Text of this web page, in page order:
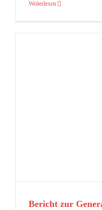
Weiterlesen
Bericht zur